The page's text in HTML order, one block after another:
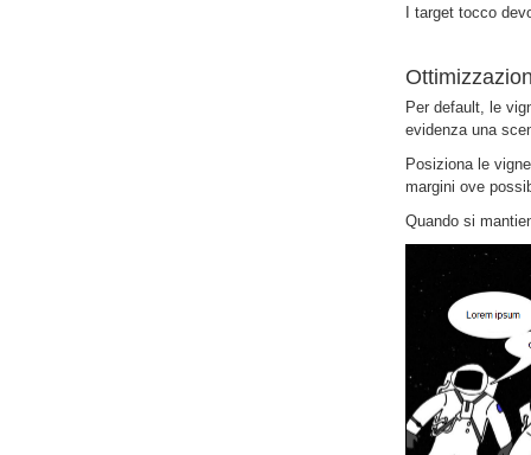
I target tocco
Per default, le
evidenza una
Posiziona le
margini ove
Quando si